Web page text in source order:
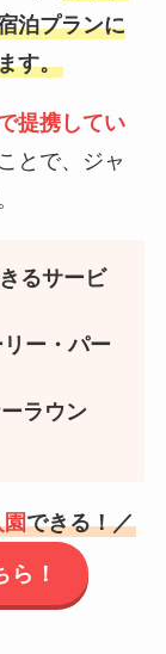
泊プランに
す。
提携してい
とで、ジャ
るサービ
ー・パー
ラウン
園できる！／
ら！